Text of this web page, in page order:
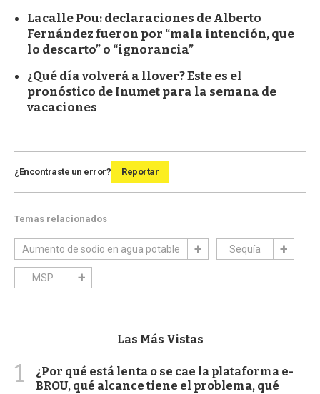
Lacalle Pou: declaraciones de Alberto
Fernández fueron por “mala intención, que
lo descarto” o “ignorancia”
¿Qué día volverá a llover? Este es el
pronóstico de Inumet para la semana de
vacaciones
¿Encontraste un error? Reportar
Temas relacionados
Aumento de sodio en agua potable Sequía
MSP
Las Más Vistas
1
¿Por qué está lenta o se cae la plataforma e-
BROU, qué alcance tiene el problema, qué